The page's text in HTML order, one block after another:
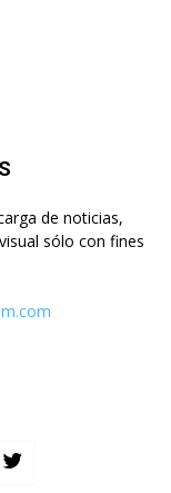
de noticias,
sólo con fines